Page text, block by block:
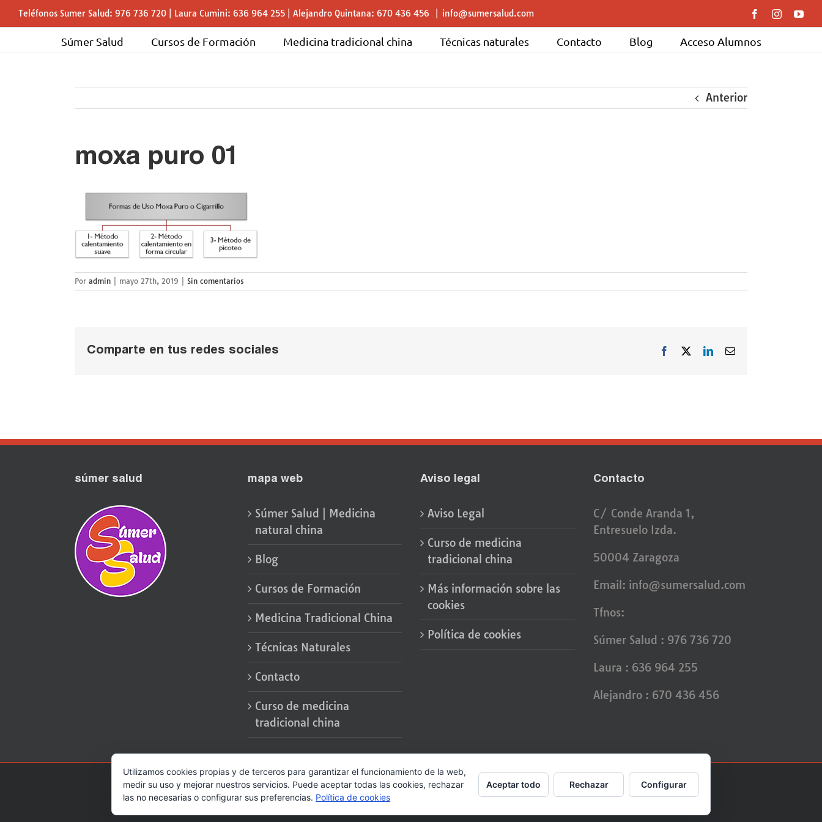
Saltar
al
Teléfonos Sumer Salud: 976 736 720 | Laura Cumini: 636 964 255 | Alejandro Quintana: 670 436 456 info@sumersalud.com FacebookInstagram
Súmer Salud Cursos de Formación Medicina tradicional china Técnicas naturales Contacto Blog Acceso Alumnos
Anterior
moxa puro 01
Por admin mayo 27th, 2019 Sin comentarios
Comparte en tus redes sociales Facebook LinkedInCorreo
súmer salud mapa web
Súmer Salud | Medicina
natural china
Blog
Cursos de Formación
Medicina Tradicional China
Técnicas Naturales
Contacto
Curso de medicina
tradicional china
Aviso legal
Aviso Legal
Curso de medicina
tradicional china
Más información sobre las
cookies
Política de cookies
Contacto
C/ Conde Aranda 1,
Entresuelo Izda.
50004 Zaragoza
Email: info@sumersalud.com
Tfnos:
Súmer Salud : 976 736 720
Laura : 636 964 255
Alejandro : 670 436 456
© 2017 SumerSalud | Diseño Web indexDesarrollo
Utilizamos cookies propias y de terceros para garantizar el funcionamiento de la web,
medir su uso y mejorar nuestros servicios. Puede aceptar todas las cookies, rechazar
las no necesarias o configurar sus preferencias. Política de cookies
Aceptar todo Rechazar Configurar